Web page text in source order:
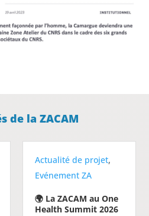
de la ZACAM
Actualité de projet,
Evénement ZA
🌍 La ZACAM au One
Health Summit 2026